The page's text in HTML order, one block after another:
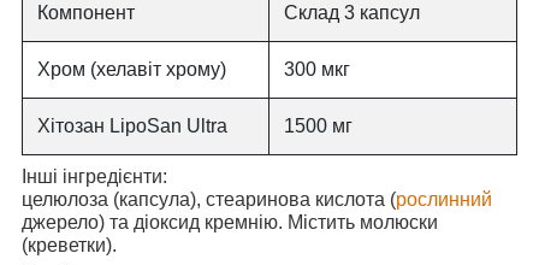
Компонент Склад 3 капсул
Хром (хелавіт хрому) 300 мкг
Хітозан LipoSan Ultra 1500 мг
Інші інгредієнти:
целюлоза (капсула), стеаринова кислота (рослинний
джерело) та діоксид кремнію. Містить молюски
(креветки).